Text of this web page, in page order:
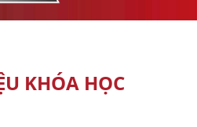
KHÓA HỌC